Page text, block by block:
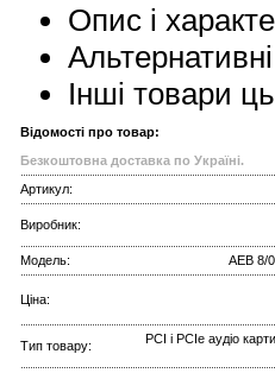
Опис і
Інші товари
Відомості про товар:
Безкоштовна доставка по Україні.
Артикул:
Виробник:
Модель: AEB 8/
Ціна:
Тип товару: PCI і PCIe аудіо